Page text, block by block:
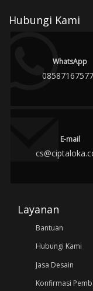
Hubungi Kami
WhatsApp
E-mail
Layanan
Bantuan
Hubungi Kami
Jasa Desain
Konfirmasi